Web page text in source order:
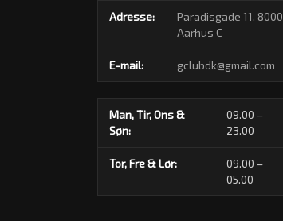
Adresse:
Paradisgade 11, 8000
Aarhus C
E-mail: gclubdk@gmail.com
Man, Tir, Ons &
Søn:
09.00 –
23.00
Tor, Fre & Lør:
09.00 –
05.00